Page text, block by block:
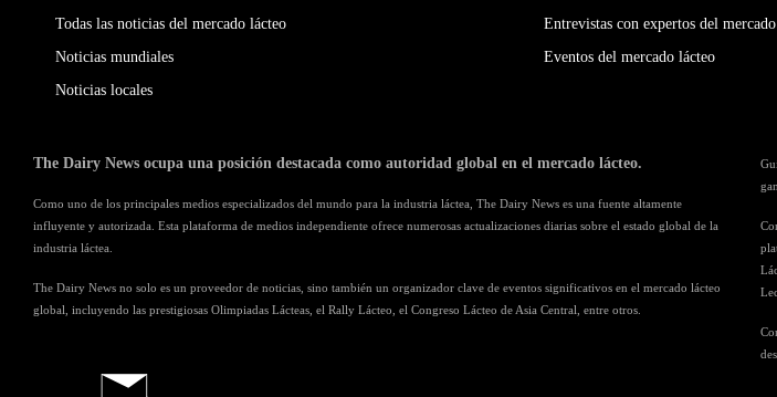
Todas las noticias del mercado lácteo
Noticias mundiales
Noticias locales
Entrevistas con expertos del
Eventos del mercado lácteo
The Dairy News ocupa una posición destacada como autoridad global en el mercado lácteo.
Como uno de los principales medios especializados del mundo para la industria láctea, The Dairy News es una fuente altamente
influyente y autorizada. Esta plataforma de medios independiente ofrece numerosas actualizaciones diarias sobre el estado global de la
industria láctea.
The Dairy News no solo es un proveedor de noticias, sino también un organizador clave de eventos significativos en el mercado lácteo
global, incluyendo las prestigiosas Olimpiadas Lácteas, el Rally Lácteo, el Congreso Lácteo de Asia Central, entre otros.